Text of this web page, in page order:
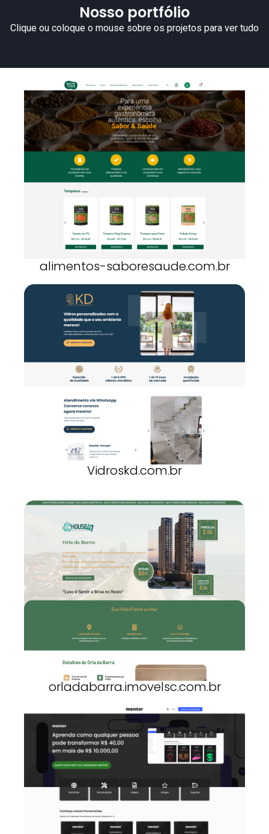
Nosso portfólio
Clique ou coloque o mouse sobre os projetos para ver tudo
alimentos-saboresaude.com.br
Vidroskd.com.br
orladabarra.imovelsc.com.br